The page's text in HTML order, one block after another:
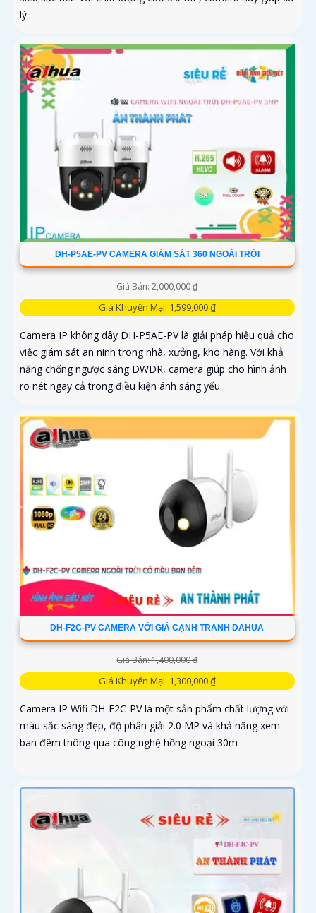
lý...
DH-P5AE-PV CAMERA GIÁM SÁT 360 NGOÀI TRỜI
Giá Bán: 2,000,000 ₫
Giá Khuyến Mại: 1,599,000 ₫
Camera IP không dây DH-P5AE-PV là giải pháp hiệu quả cho
việc giám sát an ninh trong nhà, xưởng, kho hàng. Với khả
năng chống ngược sáng DWDR, camera giúp cho hình ảnh
rõ nét ngay cả trong điều kiện ánh sáng yếu
DH-F2C-PV CAMERA VỚI GIÁ CẠNH TRANH DAHUA
Giá Bán: 1,400,000 ₫
Giá Khuyến Mại: 1,300,000 ₫
Camera IP Wifi DH-F2C-PV là một sản phẩm chất lượng với
màu sắc sáng đẹp, độ phân giải 2.0 MP và khả năng xem
ban đêm thông qua công nghệ hồng ngoại 30m